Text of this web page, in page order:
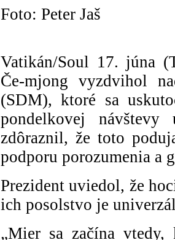
Foto: Peter Jaš
Vatikán/Soul 17. júna
Če-mjong vyzdvihol
(SDM), ktoré sa
pondelkovej
zdôraznil, že toto
podporu porozumenia a
Prezident uviedol, že
ich posolstvo je
„Mier sa začína